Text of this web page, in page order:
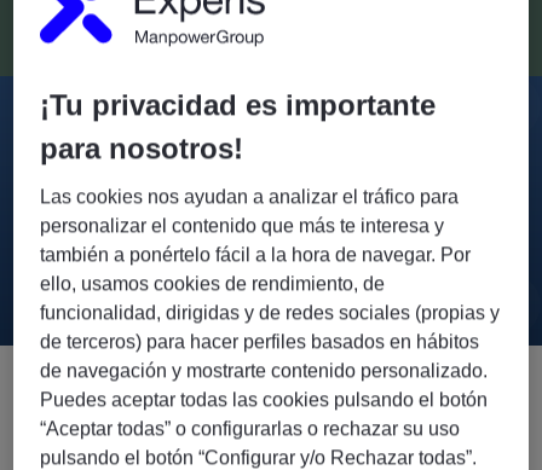
Soluciones de consultoría escalables
Damos respuesta a situaciones que pueden surgir en
cualquier compañía, como un aumento repentino de la
demanda, recursos profesionales temporales o proyectos de
una duración determinada
Servicios de consultoría IT
¡Tu privacidad es importante
para nosotros!
Las cookies nos ayudan a analizar el tráfico para
personalizar el contenido que más te interesa y
también a ponértelo fácil a la hora de navegar. Por
ello, usamos cookies de rendimiento, de
funcionalidad, dirigidas y de redes sociales (propias y
de terceros) para hacer perfiles basados en hábitos
de navegación y mostrarte contenido personalizado.
Puedes aceptar todas las cookies pulsando el botón
“Aceptar todas” o configurarlas o rechazar su uso
pulsando el botón “Configurar y/o Rechazar todas”.